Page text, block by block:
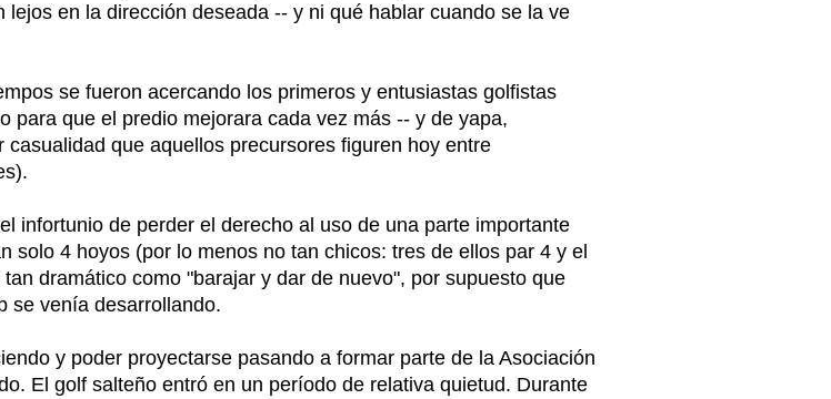
en la dirección deseada -- y ni qué hablar cuando se la ve
se fueron acercando los primeros y entusiastas golfistas
para que el predio mejorara cada vez más -- y de yapa,
que aquellos precursores figuren hoy entre
infortunio de perder el derecho al uso de una parte importante
solo 4 hoyos (por lo menos no tan chicos: tres de ellos par 4 y el
dramático como "barajar y dar de nuevo", por supuesto que
se venía desarrollando.
y poder proyectarse pasando a formar parte de la Asociación
El golf salteño entró en un período de relativa quietud. Durante